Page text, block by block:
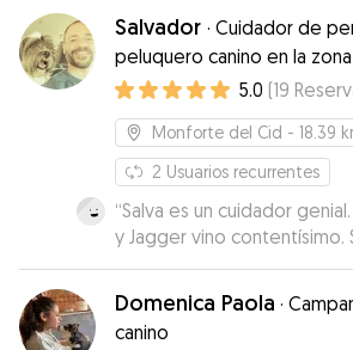
una forma increíble. Le
que se divirtiera y
posible para que se sintiera
Además, adaptaron la hora
que pudiéramos disfrutar un
nuestras vacaciones antes
¡Un servicio excepcional!
nosotros pudimos
estaba en las mejores
recomendados!”
Salvador · Cuidador de
peluquero canino en la
Vinalopó
5.0 (19
Monforte del Cid - 18.39
2 Usuarios recurrentes
“Salva es un cuidador
y Jagger vino contentísimo.
Muy recomendado.”
Domenica Paola ·
canino